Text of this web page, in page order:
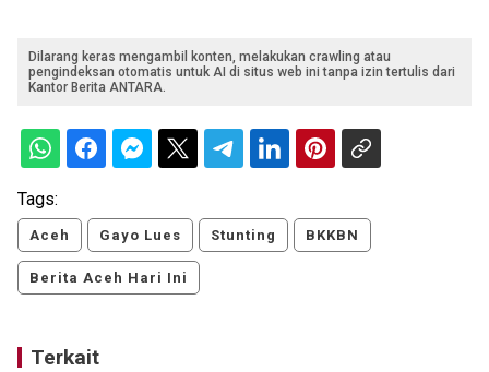
Dilarang keras mengambil konten, melakukan crawling atau
pengindeksan otomatis untuk AI di situs web ini tanpa izin tertulis dari
Kantor Berita ANTARA.
Tags:
Aceh Gayo Lues Stunting BKKBN
Berita Aceh Hari Ini
Terkait